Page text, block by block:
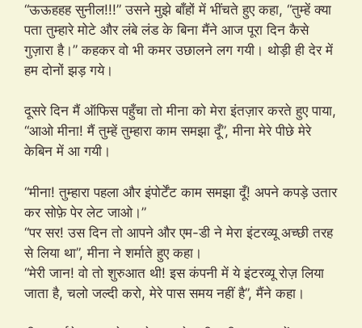
“ऊऊहहह सुनील!!!” उसने मुझे बाँहों में भींचते हुए कहा, “तुम्हें क्या
पता तुम्हारे मोटे और लंबे लंड के बिना मैंने आज पूरा दिन कैसे
गुज़ारा है।” कहकर वो भी कमर उछालने लग गयी। थोड़ी ही देर में
हम दोनों झड़ गये।
दूसरे दिन मैं ऑफिस पहुँचा तो मीना को मेरा इंतज़ार करते हुए पाया,
“आओ मीना! मैं तुम्हें तुम्हारा काम समझा दूँ”, मीना मेरे पीछे मेरे
केबिन में आ गयी।
“मीना! तुम्हारा पहला और इंपोर्टेंट काम समझा दूँ! अपने कपड़े उतार
कर सोफ़े पेर लेट जाओ।”
“पर सर! उस दिन तो आपने और एम-डी ने मेरा इंटरव्यू अच्छी तरह
से लिया था”, मीना ने शर्माते हुए कहा।
“मेरी जान! वो तो शुरुआत थी! इस कंपनी में ये इंटरव्यू रोज़ लिया
जाता है, चलो जल्दी करो, मेरे पास समय नहीं है”, मैंने कहा।